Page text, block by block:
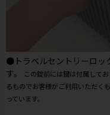
●トラベルセントリーロッ
す。
この錠前には鍵は付属して
るものでお客様がご利用いただく
っています。